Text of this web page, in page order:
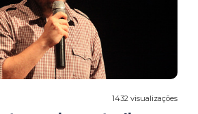
1432 visualizações